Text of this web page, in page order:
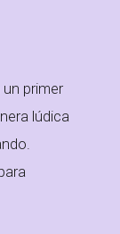
primer
lúdica